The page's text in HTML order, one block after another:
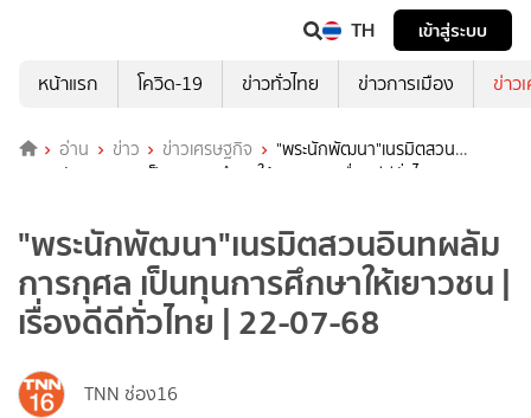
TH
เข้าสู่ระบบ
หน้าแรก
โควิด-19 ข่าวทั่วไทย ข่าวการเมือง ข่าว
อ่าน ข่าว ข่าวเศรษฐกิจ
"พระนักพัฒนา"เนรมิตสวน
อินทผลัมการกุศล เป็นทุนการศึกษาให้เยาวชน | เรื่องดีดีทั่วไทย | 22-07-
"พระนักพัฒนา"เนรมิตสวนอินทผลัม
การกุศล เป็นทุนการศึกษาให้เยาวชน |
เรื่องดีดีทั่วไทย | 22-07-68
TNN ช่อง16